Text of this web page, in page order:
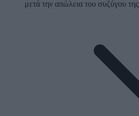
μετά την απώλεια του συζύγου της